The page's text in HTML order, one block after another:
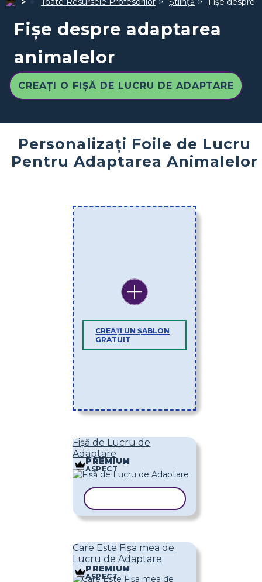
Fișe despre adaptarea
animalelor
CREAȚI O FIȘĂ DE LUCRU DE ADAPTARE
Personalizați Foile de Lucru
Pentru Adaptarea Animalelor
CREAȚI UN ȘABLON
GRATUIT
Fișă de Lucru de
Adaptare
PREMIUM
ASPECT
Care Este Fișa mea de
Lucru de Adaptare
PREMIUM
ASPECT